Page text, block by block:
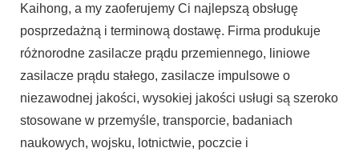
Kaihong, a my zaoferujemy Ci najlepszą obsługę
posprzedażną i terminową dostawę. Firma produkuje
różnorodne zasilacze prądu przemiennego, liniowe
zasilacze prądu stałego, zasilacze impulsowe o
niezawodnej jakości, wysokiej jakości usługi są szeroko
stosowane w przemyśle, transporcie, badaniach
naukowych, wojsku, lotnictwie, poczcie i